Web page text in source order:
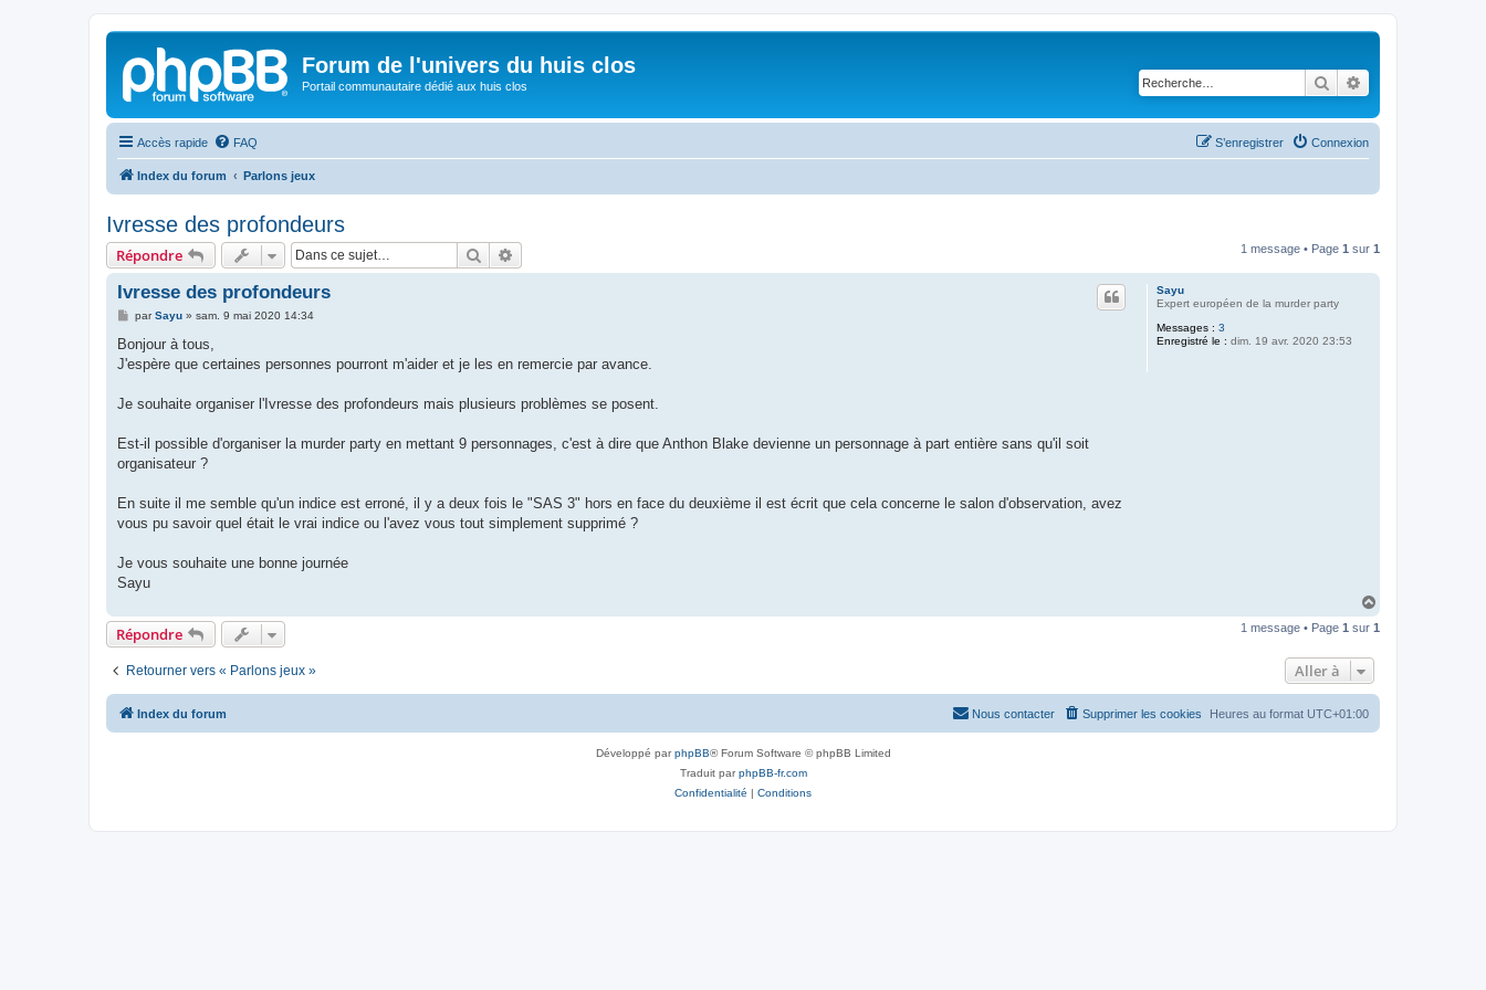
Forum de l'univers du huis clos
Portail communautaire dédié aux huis clos Rechercher
Accès rapide FAQ Connexion
S’enregistrer
Index du forum Parlons jeux
Ivresse des profondeurs
Répondre Rechercher 1 message • Page 1 sur 1
Sayu
Expert européen de la murder party
Messages : 3
Enregistré le : dim. 19 avr. 2020 23:53
Ivresse des profondeurs
M
s
a
parSayu» sam. 9 mai 2020 14:34
Bonjour à tous,
J'espère que certaines personnes pourront m'aider et je les en remercie par avance.
Je souhaite organiser l'Ivresse des profondeurs mais plusieurs problèmes se posent.
Est-il possible d'organiser la murder party en mettant 9 personnages, c'est à dire que Anthon Blake devienne un personnage à part entière sans qu'il soit
organisateur ?
En suite il me semble qu'un indice est erroné, il y a deux fois le "SAS 3" hors en face du deuxième il est écrit que cela concerne le salon d'observation, avez
vous pu savoir quel était le vrai indice ou l'avez vous tout simplement supprimé ?
Je vous souhaite une bonne journée
Sayu
u
Répondre 1 message • Page 1 sur 1
Retourner vers « Parlons jeux » Aller à
Index du forum Heures au format UTC+01:00
Supprimer les cookies
Nous contacter
Développé parphpBB® Forum Software © phpBB Limited
Traduit parphpBB-fr.com
Confidentialité | Conditions